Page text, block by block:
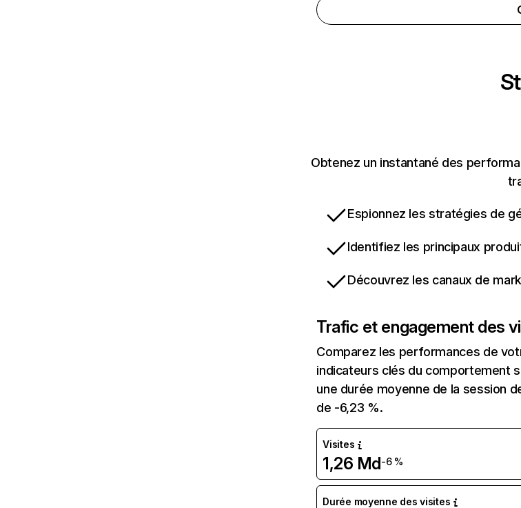
Obtenez un instantané des
Espionnez les stratégies de
Identifiez les principaux
Découvrez les canaux de
Trafic et engagement des
Comparez les performances de
indicateurs clés du comportement
une durée moyenne de la session
de -6,23 %.
Visites
1,26 Md-6 %
Durée moyenne des visites